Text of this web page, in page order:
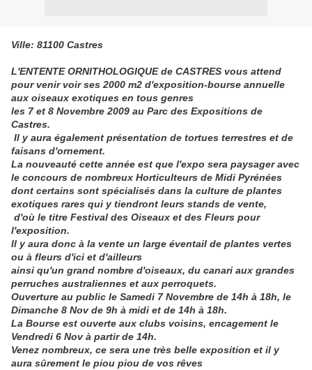
Ville: 81100 Castres
L'ENTENTE ORNITHOLOGIQUE de CASTRES vous attend
pour venir voir ses 2000 m2 d'exposition-bourse annuelle
aux oiseaux exotiques en tous genres
les 7 et 8 Novembre 2009 au Parc des Expositions de
Castres.
Il y aura également présentation de tortues terrestres et de
faisans d'ornement.
La nouveauté cette année est que l'expo sera paysager avec
le concours de nombreux Horticulteurs de Midi Pyrénées
dont certains sont spécialisés dans la culture de plantes
exotiques rares qui y tiendront leurs stands de vente,
d'où le titre Festival des Oiseaux et des Fleurs pour
l'exposition.
Il y aura donc à la vente un large éventail de plantes vertes
ou à fleurs d'ici et d'ailleurs
ainsi qu'un grand nombre d'oiseaux, du canari aux grandes
perruches australiennes et aux perroquets.
Ouverture au public le Samedi 7 Novembre de 14h à 18h, le
Dimanche 8 Nov de 9h à midi et de 14h à 18h.
La Bourse est ouverte aux clubs voisins, encagement le
Vendredi 6 Nov à partir de 14h.
Venez nombreux, ce sera une très belle exposition et il y
aura sûrement le piou piou de vos rêves